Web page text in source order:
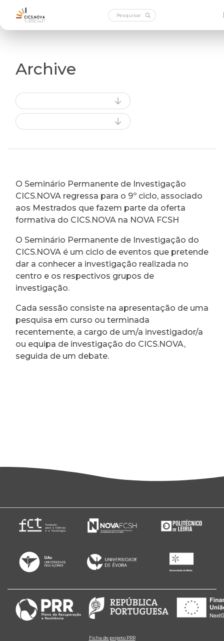
Archive
O Seminário Permanente de Investigação
CICS.NOVA regressa para o 9º ciclo, associado
aos Mestrados que fazem parte da oferta
formativa do CICS.NOVA na NOVA FCSH
O Seminário Permanente de Investigação do
CICS.NOVA é um ciclo de eventos que pretende
dar a conhecer a investigação realizada no
centro e os respectivos grupos de
investigação.
Cada sessão consiste na apresentação de uma
pesquisa em curso ou terminada
recentemente, a cargo de um/a investigador/a
ou equipa de investigação do CICS.NOVA,
seguida de um debate.
Ficha de projeto PRR